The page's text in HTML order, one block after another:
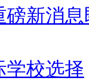
磅新消
学校选择